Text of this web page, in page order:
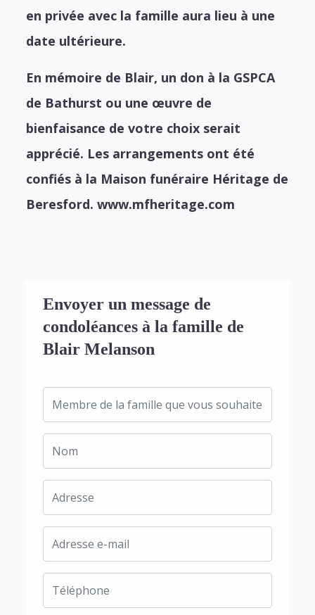
en privée avec la famille aura lieu à une
date ultérieure.
En mémoire de Blair, un don à la GSPCA
de Bathurst ou une œuvre de
bienfaisance de votre choix serait
apprécié. Les arrangements ont été
confiés à la Maison funéraire Héritage de
Beresford. www.mfheritage.com
Envoyer un message de
condoléances à la famille de
Blair Melanson